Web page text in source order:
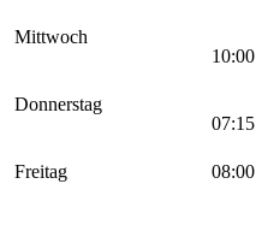
Mittwoch
Donnerstag
Freitag